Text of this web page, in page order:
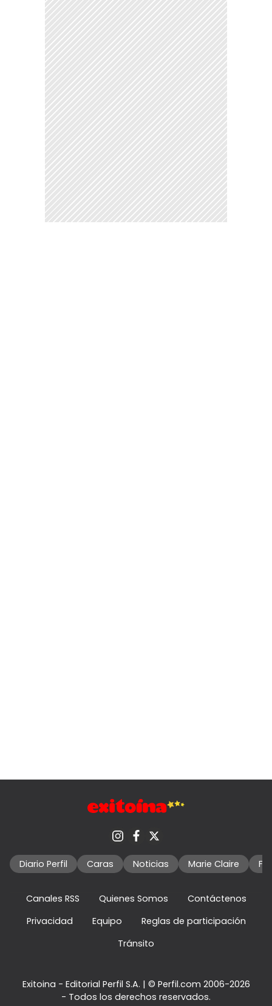
Diario Perfil Caras Noticias Marie Claire
Canales RSS Quienes Somos
Contáctenos
Privacidad
Equipo
Reglas de participación
Tránsito
Exitoina - Editorial Perfil S.A. | © Perfil.com 2006-2026
- Todos los derechos reservados.